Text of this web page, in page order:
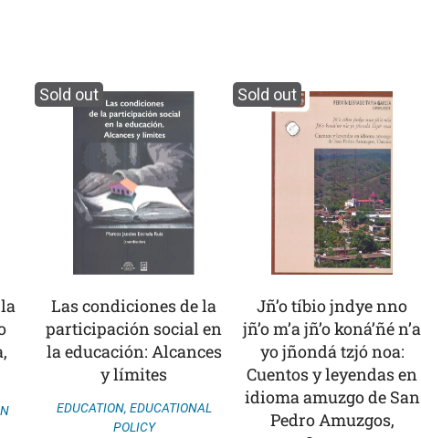
Sold out
Las condiciones de la
participación social en
la educación: Alcances
y límites
EDUCATION, EDUCATIONAL
POLICY
Sold out
Jñ’o tíbio jndye nno
jñ’o m’a jñ’o koná’ñé n’a
yo jñondá tzjó noa:
Cuentos y leyendas en
idioma amuzgo de San
Pedro Amuzgos,